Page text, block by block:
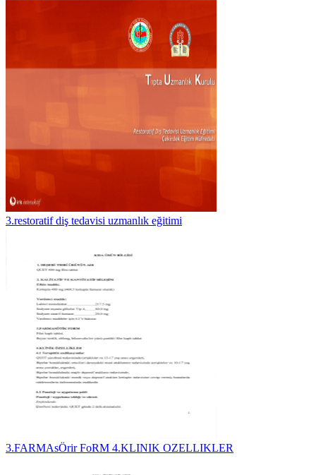
3.restoratif diş tedavisi uzmanlık eğitimi
3.FARMAsÖrir FoRM 4.KLINIK OZELLIKLER